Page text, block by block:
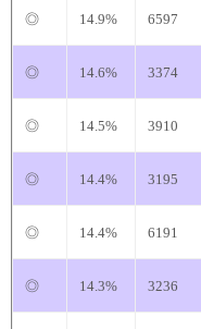
◎ 14.9% 6597
◎ 14.6% 3374
◎ 14.5% 3910
◎ 14.4% 3195
◎ 14.4% 6191
◎ 14.3% 3236